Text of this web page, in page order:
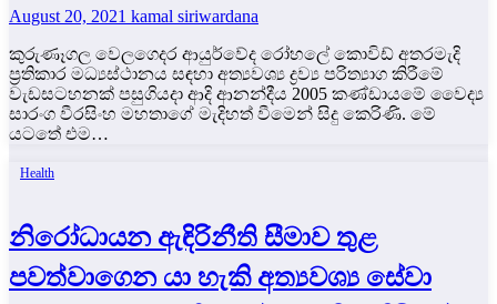
August 20, 2021 kamal siriwardana
කුරුණෑගල වෙලගෙදර ආයුර්වේද රෝහලේ කොවිඩ් අතරමැදි
ප්‍රතිකාර මධ්‍යස්ථානය සඳහා අත්‍යවශ්‍ය ද්‍රව්‍ය පරිත්‍යාග කිරීමේ
වැඩසටහනක් පසුගියදා ආදි ආනන්දීය 2005 කණ්ඩායමේ වෛද්‍ය
සාරංග වීරසිංහ මහතාගේ මැදිහත් වීමෙන් සිදු කෙරිණි. මේ
යටතේ එම…
Health
නිරෝධායන ඇඳිරිනීති සීමාව තුළ
පවත්වාගෙන යා හැකි අත්‍යවශ්‍ය සේවා